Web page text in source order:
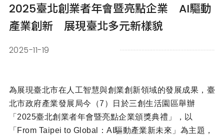
2025臺北創業者年會暨亮點企業 AI驅動
產業創新 展現臺北多元新樣貌
2025-11-19
為展現臺北市在人工智慧與創業創新領域的發展成果，臺
北市政府產業發展局今（7 ）日於三創生活園區舉辦
「 2025臺北創業者年會暨亮點企業頒獎典禮」，以
「 From Taipei to Global ：AI驅動產業新未來」為主題，